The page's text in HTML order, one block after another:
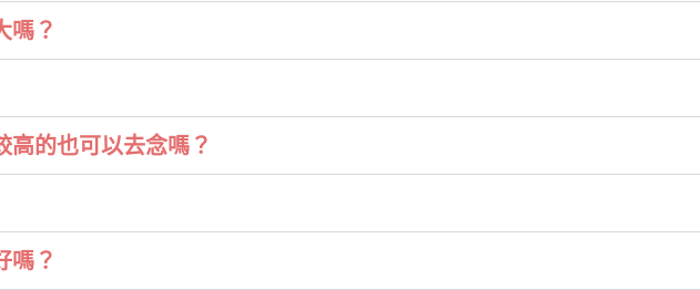
嗎？
高的也可以去念嗎？
嗎？